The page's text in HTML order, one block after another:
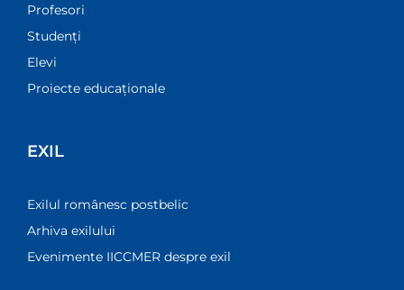
Profesori
Studenți
Elevi
Proiecte educaționale
EXIL
Exilul românesc postbelic
Arhiva exilului
Evenimente IICCMER despre exil